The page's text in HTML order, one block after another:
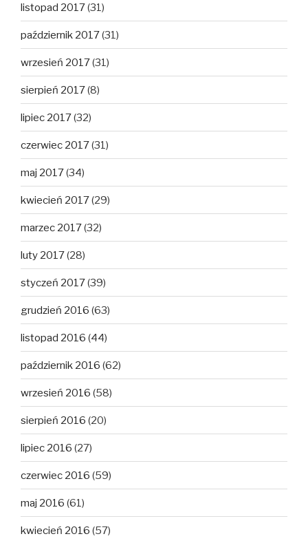
listopad 2017(31)
październik 2017(31)
wrzesień 2017(31)
sierpień 2017(8)
lipiec 2017(32)
czerwiec 2017(31)
maj 2017(34)
kwiecień 2017(29)
marzec 2017(32)
luty 2017(28)
styczeń 2017(39)
grudzień 2016 (63)
listopad 2016 (44)
październik 2016 (62)
wrzesień 2016 (58)
sierpień 2016 (20)
lipiec 2016 (27)
czerwiec 2016 (59)
maj 2016 (61)
kwiecień 2016 (57)